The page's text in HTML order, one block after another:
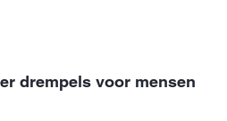
drempels voor mensen